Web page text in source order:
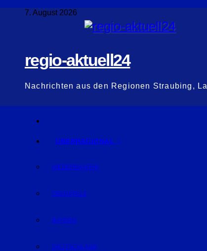
Zum
7. August 2026
regio-aktuell24
Nachrichten aus den Regionen Straubing,
ÜBERREGIONAL
NIEDERBAYERN
OBERPFALZ
BAYERN
DEUTSCHLAND